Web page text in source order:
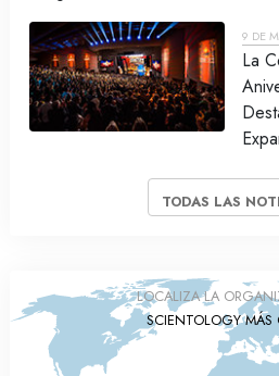
9 DE
La
TODAS LAS
LOCALIZA LA
SCIENTOLOGY MÁS